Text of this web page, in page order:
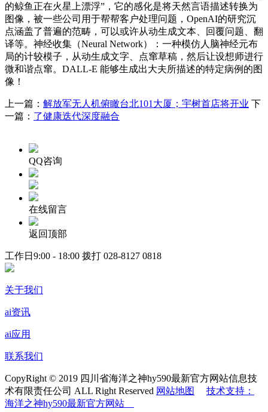
的鲸鱼正在火星上漂浮”，它的感化是将天然言语描述转换为
图像，被一些公司用于帮帮客户处理问题，OpenAI的研究沉
点涵盖了普遍的范畴，可以或许从动生成文本、回覆问题、翻
译等。神经收集（Neural Network）：一种模仿人脑神经元布
局的计较模子，从动生成文字、点窜草稿，然后让设想师进行
微和谐点窜。DALL-E 能够生成出大夫所描述的特定病例的图
像！
上一篇： 解放军无人机俯瞰台北101大厦；宇树首店将开业 下
一篇： 了健康迭代深度融合
QQ咨询
在线留言
返回顶部
工作日9:00 - 18:00 拨打 028-8127 0818
关于我们
ai资讯
ai应用
联系我们
CopyRight © 2019 四川省海洋之神hy590最新官方网站信息技
术有限责任公司 ALL Right Reserved 网站地图
技术支持：
海洋之神hy590最新官方网站